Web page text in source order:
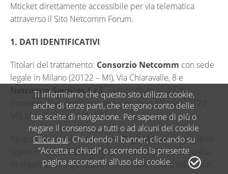
Mticket direttamente accessibile per via telematica
attraverso il Sito Netcomm Forum.
1. DATI IDENTIFICATIVI
Titolari del trattamento: Consorzio Netcomm con sede
legale in Milano (20122 – MI), Via Chiaravalle, 8 e
Netcomm Services S.r.l., la società di servizi di
Consorzio Netcomm, con sede legale in Milano (20122 –
MI), Viale Tunisia 29, 20124.
Responsabile del Trattamento:Digital Eventscon sede
legale in Milano (20143 – MI), viale Cassala, 36, in qualità
di organizzatore dell’Evento Netcomm Forum, editor del
Ti informiamo che questo sito utilizza cookie,
anche di terze parti, che tengono conto delle
tue scelte di navigazione. Per saperne di più o
negare il consenso a tutti o ad alcuni dei cookie
Clicca qui. Chiudendo il banner, cliccando su
“Accetta e chiudi” o scorrendo la presente
pagina acconsenti all’uso dei cookie.